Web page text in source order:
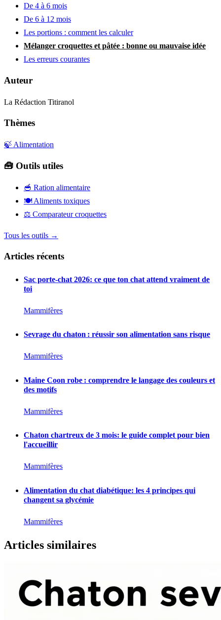
De 4 à 6 mois
De 6 à 12 mois
Les portions : comment les calculer
Mélanger croquettes et pâtée : bonne ou mauvaise idée
Les erreurs courantes
Auteur
La Rédaction Titiranol
Thèmes
🍃 Alimentation
🧰 Outils utiles
🥣 Ration alimentaire
🍽️ Aliments toxiques
⚖️ Comparateur croquettes
Tous les outils →
Articles récents
Sac porte-chat 2026: ce que ton chat attend vraiment de
toi
Mammifères
Sevrage du chaton : réussir son alimentation sans risque
Mammifères
Maine Coon robe : comprendre le langage des couleurs et
des motifs
Mammifères
Chaton chartreux de 3 mois: le guide complet pour bien
l'accueillir
Mammifères
Alimentation du chat diabétique: les 4 principes qui
changent sa glycémie
Mammifères
Articles similaires